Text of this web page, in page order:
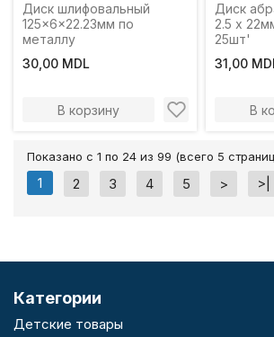
Диск шлифовальный
125x6x22.23мм по
металлу
30,00 MDL
В корзину
Диск
2.5 x
25шт'
31,00
В
Показано с 1 по 24 из 99 (всего 5
1 2 3 4 5 > >|
Категории
Детские товары